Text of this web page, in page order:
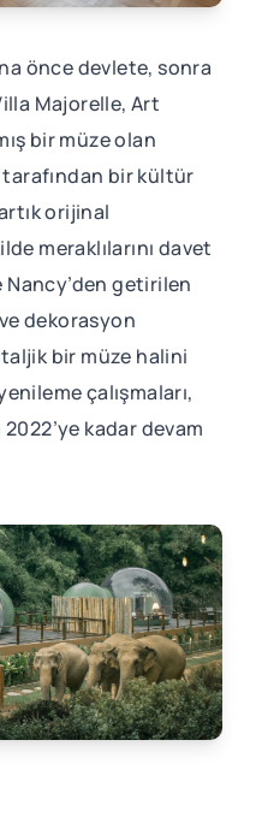
önce devlete, sonra
Majorelle, Art
bir müze olan
tarafından bir kültür
orijinal
meraklılarını davet
Nancy’den getirilen
dekorasyon
bir müze halini
çalışmaları,
kadar devam